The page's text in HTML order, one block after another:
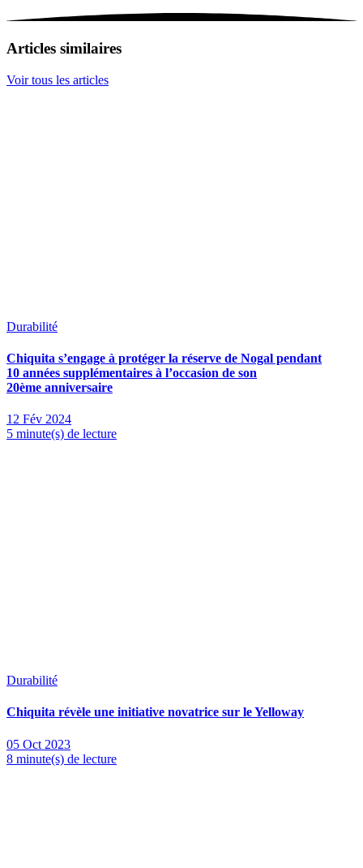
Articles similaires
Voir tous les articles
Durabilité
Chiquita s’engage à protéger la réserve de Nogal pendant
10 années supplémentaires à l’occasion de son
20ème anniversaire
12 Fév 2024
5 minute(s) de lecture
Durabilité
Chiquita révèle une initiative novatrice sur le Yelloway
05 Oct 2023
8 minute(s) de lecture